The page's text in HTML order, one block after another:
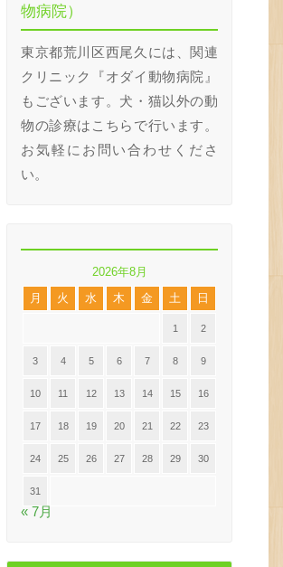
物病院）
東京都荒川区西尾久には、関連
クリニック『オダイ動物病院』
もございます。犬・猫以外の動
物の診療はこちらで行います。
お気軽にお問い合わせくださ
い。
2026年8月
月
火 水 木 金 土 日
1 2
3 4 5 6 7 8 9
10 11 12 13 14 15 16
17 18 19 20 21 22 23
24 25 26 27 28 29 30
31
« 7月